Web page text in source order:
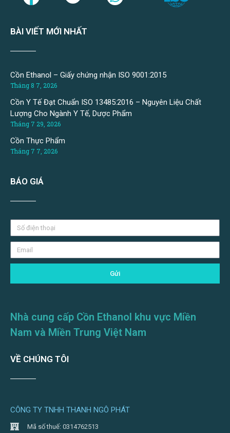
BÀI VIẾT MỚI NHẤT
Cồn Ethanol – Giấy chứng nhận ISO 9001:2015
Tháng 8 7, 2026
Cồn Y Tế Đạt Chuẩn ISO 13485:2016 – Nguyên Liệu Chất
Lượng Cho Ngành Y Tế, Dược Phẩm
Tháng 7 29, 2026
Cồn Thực Phẩm
Tháng 7 7, 2026
BÁO GIÁ
Gửi
Nhà cung cấp Cồn Ethanol khu vực Miền
Nam và Miền Trung Việt Nam
VỀ CHÚNG TÔI
CÔNG TY TNHH THANH NGÔ PHÁT
Mã số thuế: 0314762513